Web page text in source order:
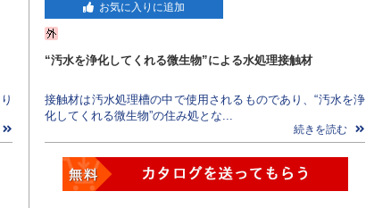
お気に入りに追加
“汚水を浄化してくれる微生物”による水処理接触材
接触材は汚水処理槽の中で使用されるものであり、“汚水を浄
化してくれる微生物”の住み処とな...
続きを読む